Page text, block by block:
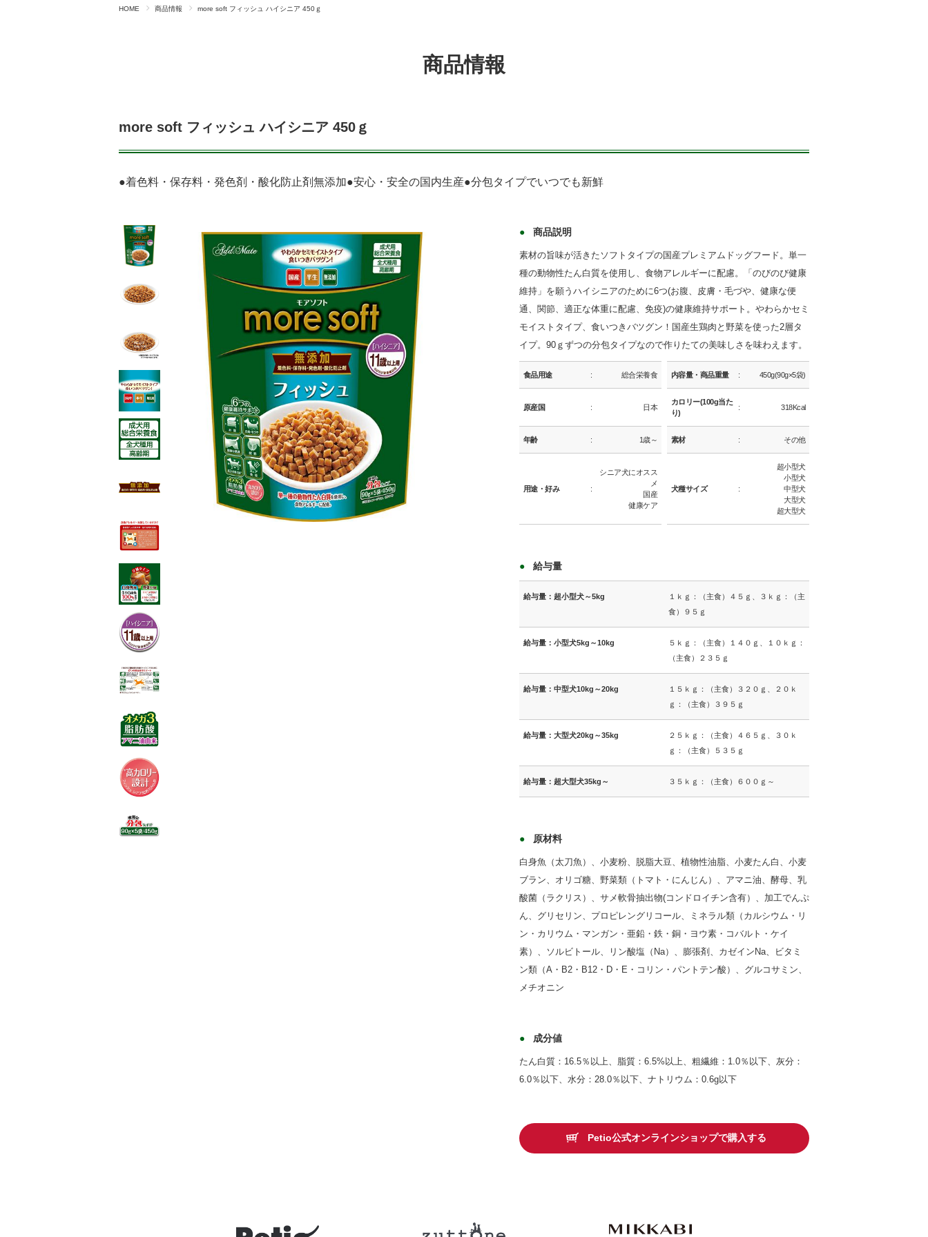
HOME 商品情報 more soft フィッシュ ハイシニア 450ｇ
商品情報
more soft フィッシュ ハイシニア 450ｇ
●着色料・保存料・発色剤・酸化防止剤無添加●安心・安全の国内生産●分包タイプでいつでも新鮮
商品イメージ
商品説明
素材の旨味が活きたソフトタイプの国産プレミアムドッグフード。単一
種の動物性たん白質を使用し、食物アレルギーに配慮。「のびのび健康
維持」を願うハイシニアのために6つ(お腹、皮膚・毛づや、健康な便
通、関節、適正な体重に配慮、免疫)の健康維持サポート。やわらかセミ
モイストタイプ、食いつきバツグン！国産生鶏肉と野菜を使った2層タ
イプ。90ｇずつの分包タイプなので作りたての美味しさを味わえます。
食品用途 総合栄養食 内容量・商品重量 450g(90g×5袋)
原産国 日本
カロリー(100g当た
り)
318Kcal
年齢 1歳～ 素材 その他
用途・好み
シニア犬にオスス
メ
国産
健康ケア
犬種サイズ
超小型犬
小型犬
中型犬
大型犬
超大型犬
給与量
給与量：超小型犬～5kg
１ｋｇ：（主食）４５ｇ、３ｋｇ：（主
食）９５ｇ
給与量：小型犬5kg～10kg
５ｋｇ：（主食）１４０ｇ、１０ｋｇ：
（主食）２３５ｇ
給与量：中型犬10kg～20kg
１５ｋｇ：（主食）３２０ｇ、２０ｋ
ｇ：（主食）３９５ｇ
給与量：大型犬20kg～35kg
２５ｋｇ：（主食）４６５ｇ、３０ｋ
ｇ：（主食）５３５ｇ
給与量：超大型犬35kg～ ３５ｋｇ：（主食）６００ｇ～
原材料
白身魚（太刀魚）、小麦粉、脱脂大豆、植物性油脂、小麦たん白、小麦
ブラン、オリゴ糖、野菜類（トマト・にんじん）、アマニ油、酵母、乳
酸菌（ラクリス）、サメ軟骨抽出物(コンドロイチン含有）、加工でんぷ
ん、グリセリン、プロピレングリコール、ミネラル類（カルシウム・リ
ン・カリウム・マンガン・亜鉛・鉄・銅・ヨウ素・コバルト・ケイ
素）、ソルビトール、リン酸塩（Na）、膨張剤、カゼインNa、ビタミ
ン類（A・B2・B12・D・E・コリン・パントテン酸）、グルコサミン、
メチオニン
成分値
たん白質：16.5％以上、脂質：6.5%以上、粗繊維：1.0％以下、灰分：
6.0％以下、水分：28.0％以下、ナトリウム：0.6g以下
Petio公式オンラインショップで購入する